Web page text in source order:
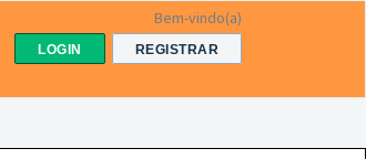
Bem-vindo(a)
LOGIN REGISTRAR